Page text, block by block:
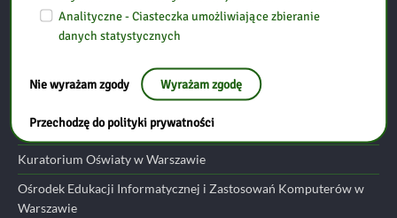
tel: (29) 752 24 17
przasnysz@bp.ostroleka.pl
Przydatne linki
Ministerstwo Edukacji Narodowej
Kuratorium Oświaty w Warszawie
Ośrodek Edukacji Informatycznej i Zastosowań Komputerów w
Warszawie
Analityczne - Ciasteczka umożliwiające zbieranie
danych statystycznych
Nie wyrażam zgody Wyrażam zgodę
Przechodzę do polityki prywatności